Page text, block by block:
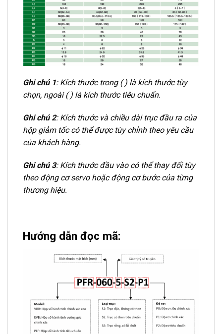
Ghi chú 1: Kích thước trong ( ) là kích thước tùy
chọn, ngoài ( ) là kích thước tiêu chuẩn.
Ghi chú 2: Kích thước và chiều dài trục đầu ra của
hộp giảm tốc có thể được tùy chỉnh theo yêu cầu
của khách hàng.
Ghi chú 3: Kích thước đầu vào có thể thay đổi tùy
theo động cơ servo hoặc động cơ bước của từng
thương hiệu.
Hướng dẫn đọc mã: